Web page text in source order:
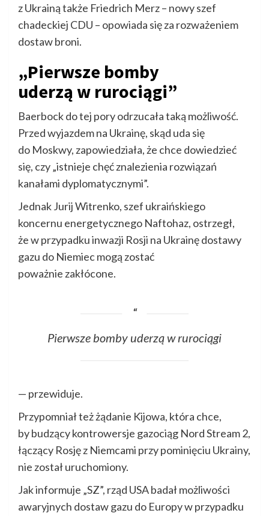
z Ukrainą także Friedrich Merz – nowy szef
chadeckiej CDU – opowiada się za rozważeniem
dostaw broni.
„Pierwsze bomby
uderzą w rurociągi”
Baerbock do tej pory odrzucała taką możliwość.
Przed wyjazdem na Ukrainę, skąd uda się
do Moskwy, zapowiedziała, że chce dowiedzieć
się, czy „istnieje chęć znalezienia rozwiązań
kanałami dyplomatycznymi”.
Jednak Jurij Witrenko, szef ukraińskiego
koncernu energetycznego Naftohaz, ostrzegł,
że w przypadku inwazji Rosji na Ukrainę dostawy
gazu do Niemiec mogą zostać
poważnie zakłócone.
Pierwsze bomby uderzą w rurociągi
— przewiduje.
Przypomniał też żądanie Kijowa, która chce,
by budzący kontrowersje gazociąg Nord Stream 2,
łączący Rosję z Niemcami przy pominięciu Ukrainy,
nie został uruchomiony.
Jak informuje „SZ”, rząd USA badał możliwości
awaryjnych dostaw gazu do Europy w przypadku